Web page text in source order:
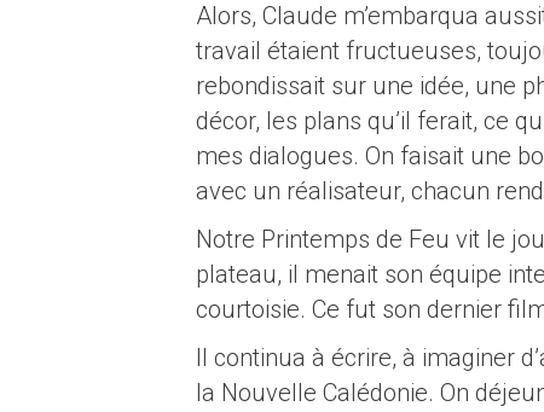
Alors, Claude m’embarqua
travail étaient fructueuses,
rebondissait sur une idée, une
décor, les plans qu’il ferait, ce
mes dialogues. On faisait une
avec un réalisateur, chacun
Notre Printemps de Feu vit le
plateau, il menait son équipe
courtoisie. Ce fut son dernier
Il continua à écrire, à imaginer
la Nouvelle Calédonie. On